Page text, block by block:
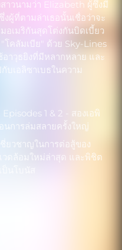
วนามว่า Elizabeth ผู้ซึ่งมี
ผู้ที่ตามล่าเธอนั้นเชื่อว่าจะ
เมริกันสุดโต่งกันบิดเบี้ยว
โคลัมเบีย" ด้วย Sky-Lines
าวุธยิงที่มีหลากหลาย และ
บเอลิซาเบธในความ
1 & 2 - สองเอพิ
นการล่มสลายครั้งใหญ่
ยวชาญในการต่อสู้ของ
ดล้อมใหม่ล่าสุด และพิชิต